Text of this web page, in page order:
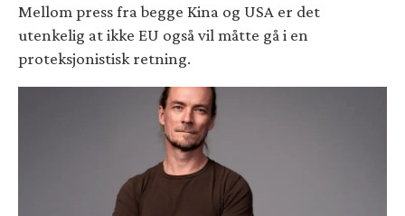
Mellom press fra begge Kina og USA er det
utenkelig at ikke EU også vil måtte gå i en
proteksjonistisk retning.